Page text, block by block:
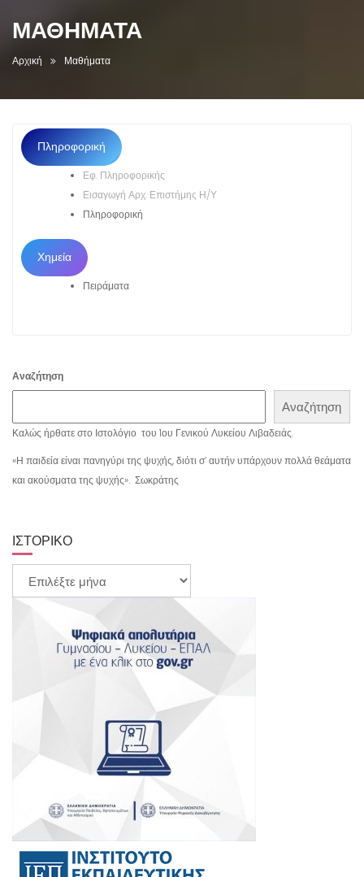
ΜΑΘΉΜΑΤΑ
Αρχική Μαθήματα
Πληροφορική
Εφ. Πληροφορικής
Εισαγωγή Αρχ. Επιστήμης Η/Υ
Πληροφορική
Χημεία
Πειράματα
Αναζήτηση
Αναζήτηση
Καλώς ήρθατε στο Ιστολόγιο του 1ου Γενικού Λυκείου Λιβαδειάς.
«Η παιδεία είναι πανηγύρι της ψυχής, διότι σ’ αυτήν υπάρχουν πολλά θεάματα
και ακούσματα της ψυχής». Σωκράτης
ΙΣΤΟΡΙΚΌ